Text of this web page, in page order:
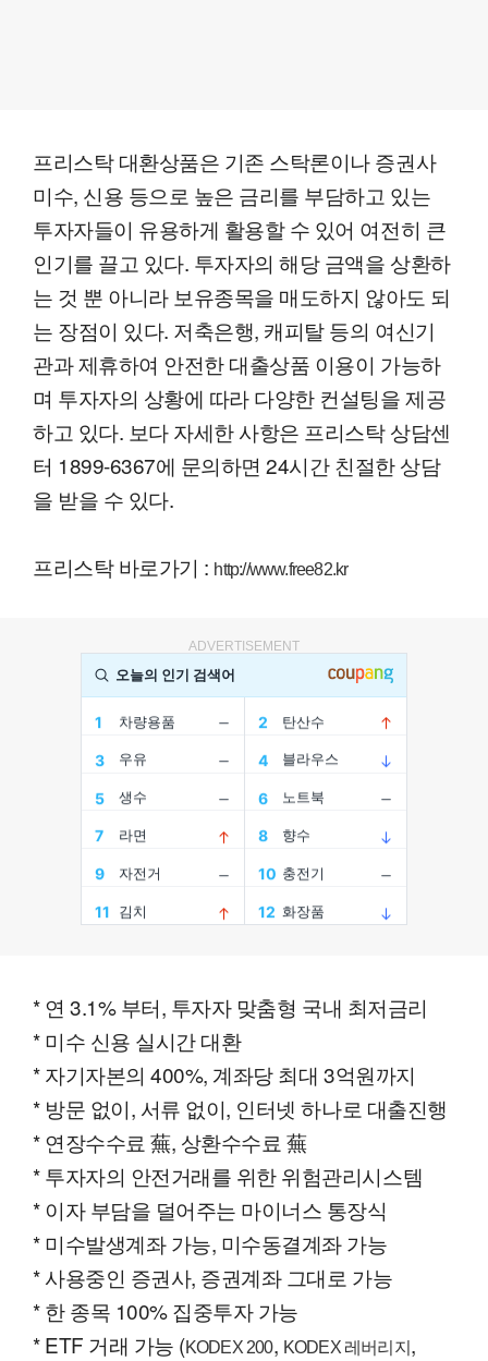
프리스탁 대환상품은 기존 스탁론이나 증권사
미수, 신용 등으로 높은 금리를 부담하고 있는
투자자들이 유용하게 활용할 수 있어 여전히 큰
인기를 끌고 있다. 투자자의 해당 금액을 상환하
는 것 뿐 아니라 보유종목을 매도하지 않아도 되
는 장점이 있다. 저축은행, 캐피탈 등의 여신기
관과 제휴하여 안전한 대출상품 이용이 가능하
며 투자자의 상황에 따라 다양한 컨설팅을 제공
하고 있다. 보다 자세한 사항은 프리스탁 상담센
터 1899-6367에 문의하면 24시간 친절한 상담
을 받을 수 있다.
프리스탁 바로가기 : http://www.free82.kr
ADVERTISEMENT
* 연 3.1% 부터, 투자자 맞춤형 국내 최저금리
* 미수 신용 실시간 대환
* 자기자본의 400%, 계좌당 최대 3억원까지
* 방문 없이, 서류 없이, 인터넷 하나로 대출진행
* 연장수수료 蕪, 상환수수료 蕪
* 투자자의 안전거래를 위한 위험관리시스템
* 이자 부담을 덜어주는 마이너스 통장식
* 미수발생계좌 가능, 미수동결계좌 가능
* 사용중인 증권사, 증권계좌 그대로 가능
* 한 종목 100% 집중투자 가능
* ETF 거래 가능 (KODEX 200, KODEX 레버리지 ,